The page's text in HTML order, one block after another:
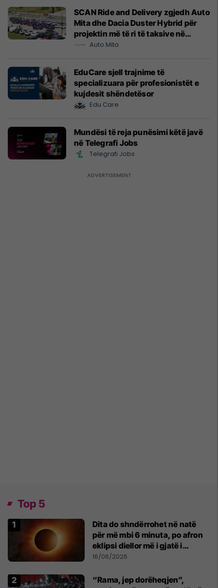
SCAN Ride and Delivery zgjedh Auto
Mita dhe Dacia Duster Hybrid për
projektin më të ri të taksive në
Prishtinë
Auto Mita
EduCare sjell trajnime të
specializuara për profesionistët e
kujdesit shëndetësor
Edu Care
Mundësi të reja punësimi këtë javë
në Telegrafi Jobs
Telegrafi Jobs
Top 5
Dita do shndërrohet në natë
për më mbi 6 minuta, po afron
eklipsi diellor më i gjatë i
shekullit të 21-të
16/06/2026
“Rama, jep dorëheqjen”,